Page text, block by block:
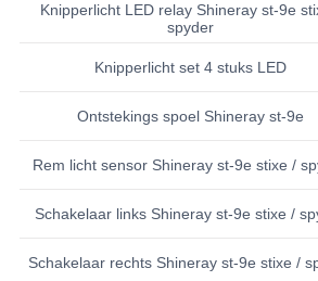
ELEKTRONICA
KABELS
KAPPEN EN FRAME
KETTING EN TANDWIELEN
KOEL SYSTEEM
Knipperlicht LED relay Shineray st-9e
spyder
Knipperlicht set 4 stuks LED
Ontstekings spoel Shineray st-9e
Rem licht sensor Shineray st-9e stixe /
Schakelaar links Shineray st-9e stixe /
Schakelaar rechts Shineray st-9e stixe /